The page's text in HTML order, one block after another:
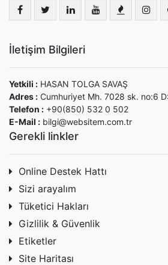
İletişim Bilgileri
Yetkili : HASAN TOLGA SAVAŞ
Adres : Cumhuriyet Mh. 7028 sk. no:6
Telefon : +90(850) 532 0 502
E-Mail : bilgi@websitem.com.tr
Gerekli linkler
Online Destek Hattı
Sizi arayalım
Tüketici Hakları
Gizlilik & Güvenlik
Etiketler
Site Haritası